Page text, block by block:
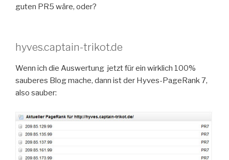
guten PR5 wäre, oder?
hyves.captain-trikot.de
Wenn ich die Auswertung jetzt für ein wirklich 100%
sauberes Blog mache, dann ist der Hyves-PageRank 7,
also sauber: